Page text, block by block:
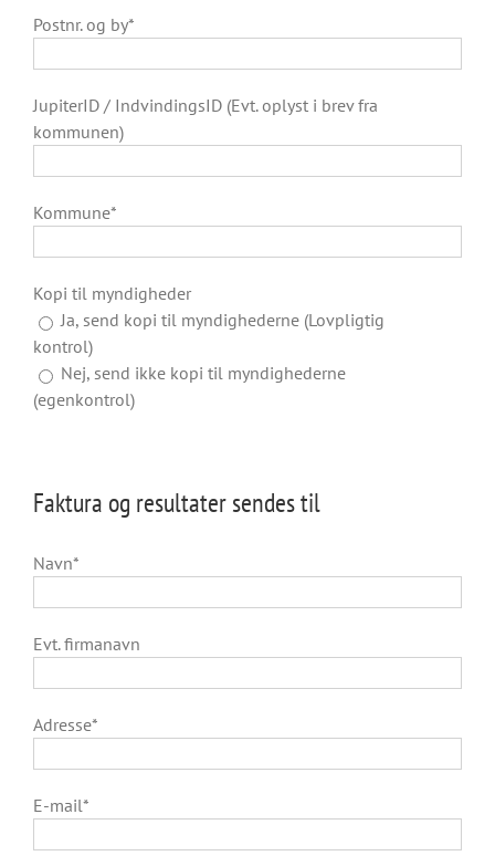
Postnr. og by*
JupiterID / IndvindingsID (Evt. oplyst i brev fra
kommunen)
Kommune*
Kopi til myndigheder
Ja, send kopi til myndighederne (Lovpligtig
kontrol)
Nej, send ikke kopi til myndighederne
(egenkontrol)
Faktura og resultater sendes til
Navn*
Evt. firmanavn
Adresse*
E-mail*